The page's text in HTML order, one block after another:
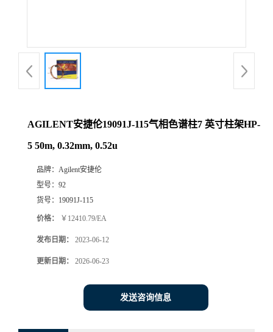
AGILENT安捷伦19091J-115气相色谱柱7 英寸柱架HP-
5 50m, 0.32mm, 0.52u
品牌： Agilent安捷伦
型号： 92
货号： 19091J-115
价格： ￥12410.79/EA
发布日期： 2023-06-12
更新日期： 2026-06-23
发送咨询信息